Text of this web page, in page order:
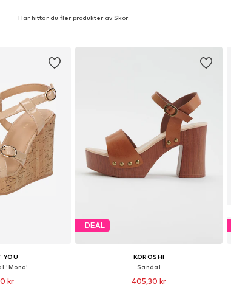
Här hittar du fler produkter av Skor
YOU
'Mona'
kr
DEAL
KOROSHI
Sandal
405,30 kr